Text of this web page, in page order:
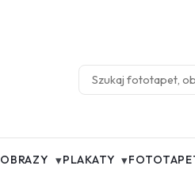
OBRAZY ▾PLAKATY ▾